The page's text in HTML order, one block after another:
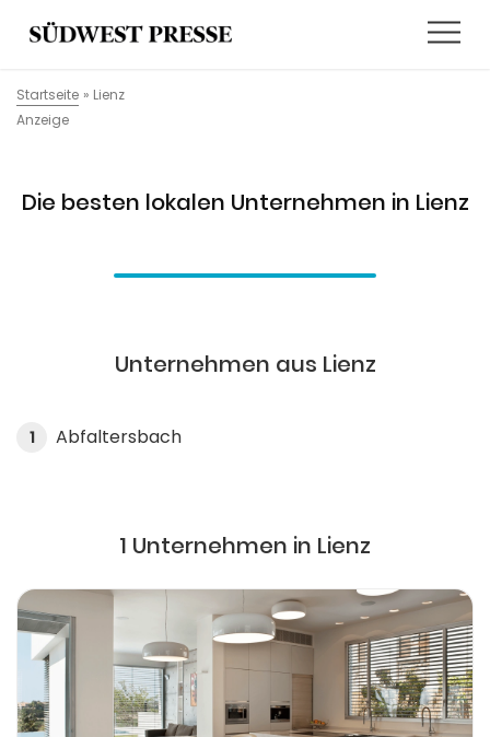
Startseite » Lienz
Anzeige
Die besten lokalen Unternehmen in Lienz
Unternehmen aus Lienz
1 Abfaltersbach
1 Unternehmen in Lienz